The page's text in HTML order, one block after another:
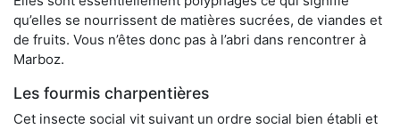
qu’elles se nourrissent de matières sucrées, de viandes et
de fruits. Vous n’êtes donc pas à l’abri dans rencontrer à
Marboz.
Les fourmis charpentières
Cet insecte social vit suivant un ordre social bien établi et